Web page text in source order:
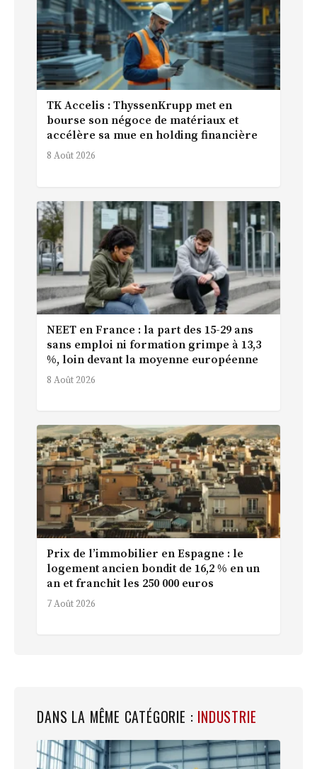
TK Accelis : ThyssenKrupp met en
bourse son négoce de matériaux et
accélère sa mue en holding financière
8 Août 2026
NEET en France : la part des 15-29 ans
sans emploi ni formation grimpe à 13,3
%, loin devant la moyenne européenne
8 Août 2026
Prix de l’immobilier en Espagne : le
logement ancien bondit de 16,2 % en un
an et franchit les 250 000 euros
7 Août 2026
DANS LA MÊME CATÉGORIE : INDUSTRIE